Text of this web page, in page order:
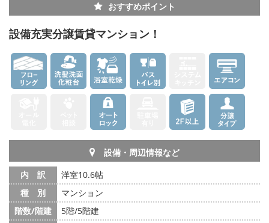
おすすめポイント
設備充実分譲賃貸マンション！
設備・周辺情報など
内 訳
洋室10.6帖
種 別
マンション
階数/階建
5階/5階建